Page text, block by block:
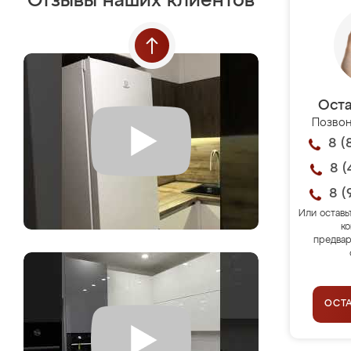
8
8
8
Или